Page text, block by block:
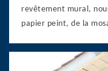
revêtement mural,
papier peint, de la